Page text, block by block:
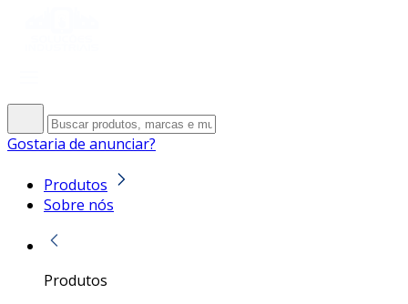
Gostaria de anunciar?
Produtos
Sobre nós
Produtos